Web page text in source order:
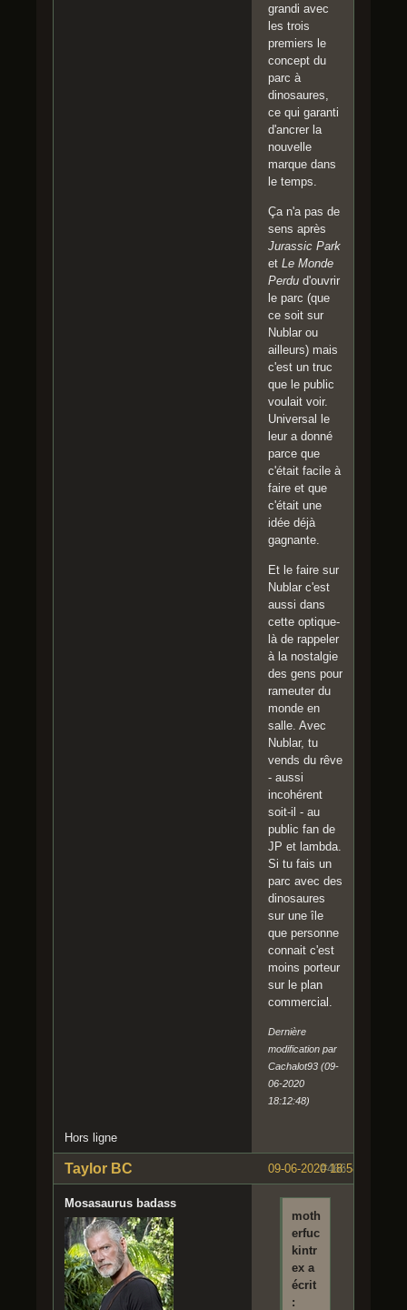
grandi avec
les trois
premiers le
concept du
parc à
dinosaures,
ce qui garanti
d'ancrer la
nouvelle
marque dans
le temps.
Ça n'a pas de
sens après
Jurassic Park
et Le Monde
Perdu d'ouvrir
le parc (que
ce soit sur
Nublar ou
ailleurs) mais
c'est un truc
que le public
voulait voir.
Universal le
leur a donné
parce que
c'était facile à
faire et que
c'était une
idée déjà
gagnante.
Et le faire sur
Nublar c'est
aussi dans
cette optique-
là de rappeler
à la nostalgie
des gens pour
rameuter du
monde en
salle. Avec
Nublar, tu
vends du rêve
- aussi
incohérent
soit-il - au
public fan de
JP et lambda.
Si tu fais un
parc avec des
dinosaures
sur une île
que personne
connait c'est
moins porteur
sur le plan
commercial.
Dernière
modification par
Cachalot93 (09-
06-2020
18:12:48)
Hors ligne
#466
09-06-2020 18:58:10
Taylor BC
Mosasaurus badass
moth
erfuc
kintr
ex a
écrit
: